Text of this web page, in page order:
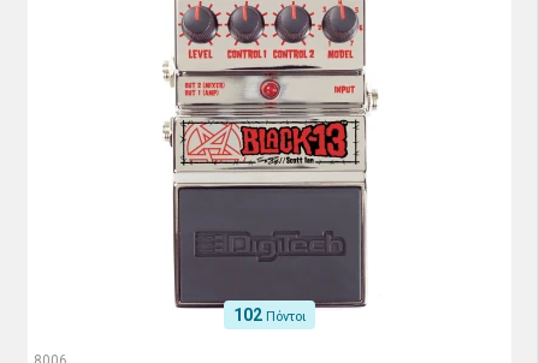
102 Πόντοι